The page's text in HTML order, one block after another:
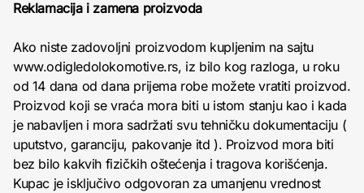
Reklamacija i zamena proizvoda
Ako niste zadovoljni proizvodom kupljenim na sajtu
www.odigledolokomotive.rs, iz bilo kog razloga, u roku
od 14 dana od dana prijema robe možete vratiti proizvod.
Proizvod koji se vraća mora biti u istom stanju kao i kada
je nabavljen i mora sadržati svu tehničku dokumentaciju (
uputstvo, garanciju, pakovanje itd ). Proizvod mora biti
bez bilo kakvih fizičkih oštećenja i tragova korišćenja.
Kupac je isključivo odgovoran za umanjenu vrednost